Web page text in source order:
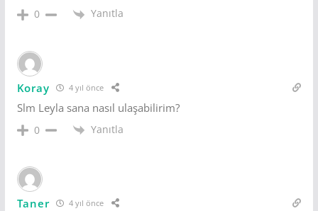
0 Yanıtla
Koray 4 yıl önce
Slm Leyla sana nasıl ulaşabilirim?
0 Yanıtla
Taner 4 yıl önce